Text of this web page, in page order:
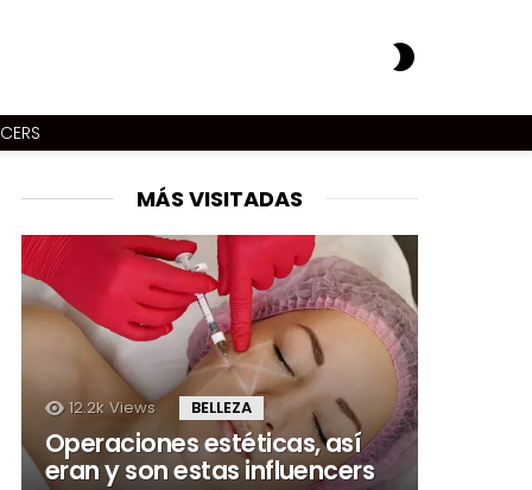
MÁS VISITADAS
12.2k Views BELLEZA
Operaciones estéticas, así
eran y son estas influencers